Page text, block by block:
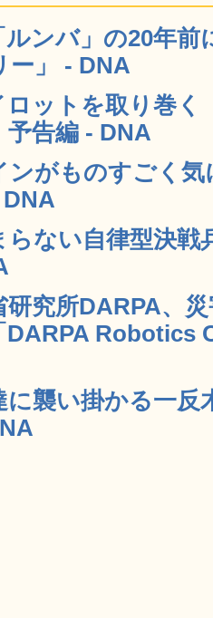
ンバ」の20年前
ー」 - DNA
ットを取り巻く
告編 - DNA
ンがものすごく気
DNA
ない自律型決戦
究所DARPA、
DARPA Robotics
襲い掛かる一反